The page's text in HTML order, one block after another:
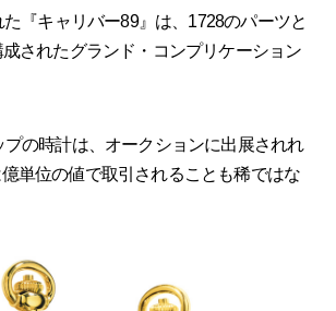
『キャリバー89』は、1728のパーツと
されたグランド・コンプリケーション
の時計は、オークションに出展されれ
単位の値で取引されることも稀ではな